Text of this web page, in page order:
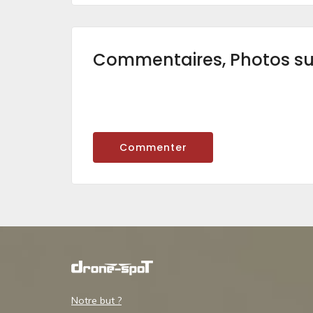
Commentaires, Photos
Commenter
Notre but ?